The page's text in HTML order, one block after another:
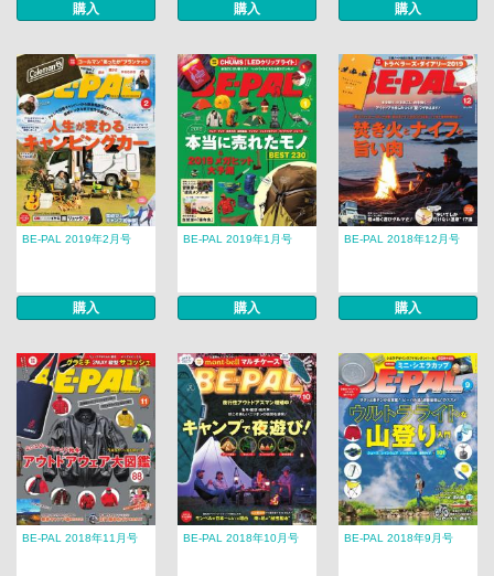
購入 購入 購入
BE-PAL 2019年2月号
購入
BE-PAL 2019年1月号
購入
BE-PAL 2018年12月号
購入
BE-PAL 2018年11月号 BE-PAL 2018年10月号 BE-PAL 2018年9月号